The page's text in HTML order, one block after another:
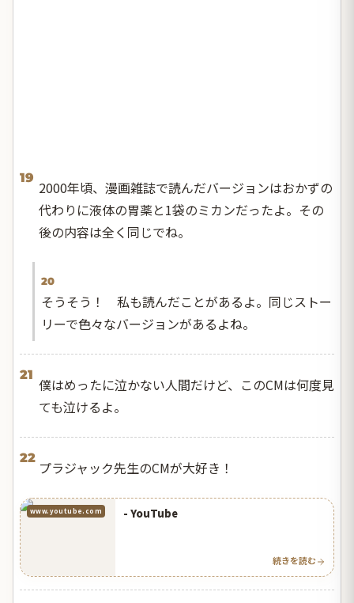
19
2000年頃、漫画雑誌で読んだバージョンはおかずの
代わりに液体の胃薬と1袋のミカンだったよ。その
後の内容は全く同じでね。
20
そうそう！ 私も読んだことがあるよ。同じストー
リーで色々なバージョンがあるよね。
21
僕はめったに泣かない人間だけど、このCMは何度見
ても泣けるよ。
22
プラジャック先生のCMが大好き！
www.youtube.com - YouTube
続きを読む